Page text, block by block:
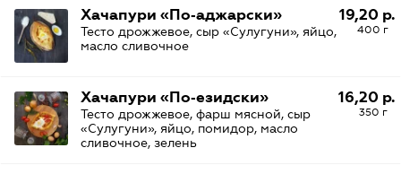
19,20 р.
400 г
Хачапури «По‑аджарски»
Тесто дрожжевое, сыр «Сулугуни», яйцо,
масло сливочное
16,20 р.
350 г
Хачапури «По‑езидски»
Тесто дрожжевое, фарш мясной, сыр
«Сулугуни», яйцо, помидор, масло
сливочное, зелень